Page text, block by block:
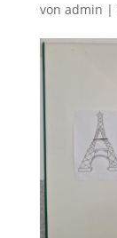
von admin |